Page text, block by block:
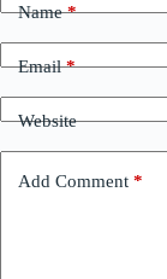
Name*
Email*
Website
Add Comment *